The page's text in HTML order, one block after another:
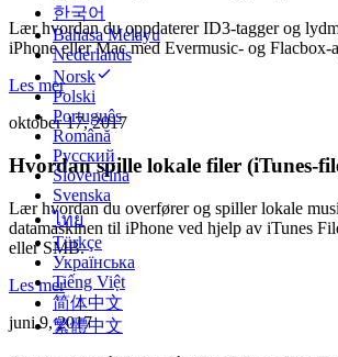
한국어
Bahasa Melayu
Nederlands
Norsk
Polski
Português
Română
Русский
Slovenčina
Svenska
ไทย
Türkçe
Українська
Tiếng Việt
简体中文
繁體中文
Lær hvordan du oppdaterer ID3-tagger og
iPhone eller Mac med Evermusic- og Flacbox-
Les mer
oktober 17, 2017
Hvordan spille lokale filer (iTunes-
Lær hvordan du overfører og spiller lokale
datamaskinen til iPhone ved hjelp av iTunes
eller SMB.
Les mer
juni 9, 2017